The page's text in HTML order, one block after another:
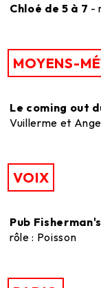
Chloé de 5 à 7 -
MOYENS-
Le coming out
Vuillerme et
VOIX
Pub
rôle : Poisson